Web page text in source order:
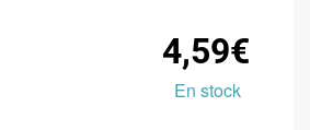
4,59€
En stock